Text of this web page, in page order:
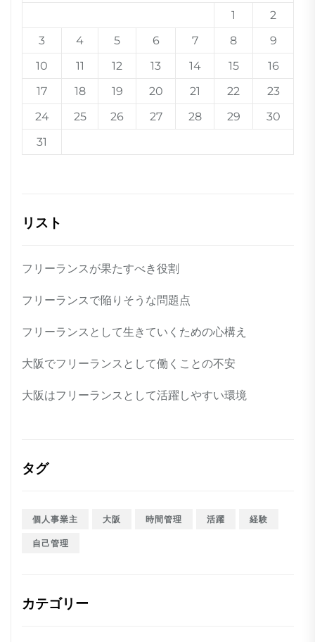
1
2
3
4 5 6 7 8
9
10
11 12 13 14 15
16
17
18 19 20 21 22
23
24
25 26 27 28 29
30
31
リスト
フリーランスが果たすべき役割
フリーランスで陥りそうな問題点
フリーランスとして生きていくための心構え
大阪でフリーランスとして働くことの不安
大阪はフリーランスとして活躍しやすい環境
タグ
個人事業主 大阪 時間管理 活躍 経験
自己管理
カテゴリー